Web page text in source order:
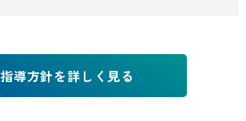
指導方針を詳しく見る